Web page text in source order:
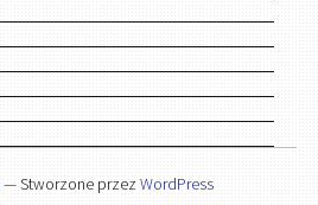
— Stworzone przez WordPress